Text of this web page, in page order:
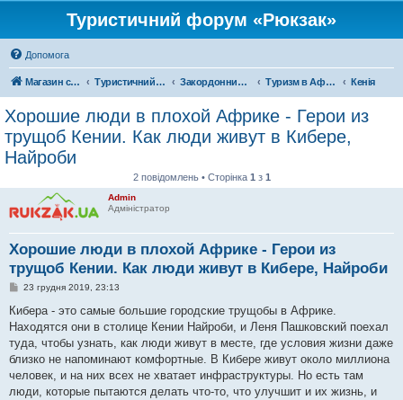
Туристичний форум «Рюкзак»
Допомога
Магазин спорядження Туристичний форум «Рюкзак» Закордонний туризм Туризм в Африці Кенія
Хорошие люди в плохой Африке - Герои из
трущоб Кении. Как люди живут в Кибере,
Найроби
2 повідомлень • Сторінка 1 з 1
Admin
Адміністратор
Хорошие люди в плохой Африке - Герои из
трущоб Кении. Как люди живут в Кибере, Найроби
П
в
д
о
м
л
е
н
23 грудня 2019, 23:13
Кибера - это самые большие городские трущобы в Африке.
Находятся они в столице Кении Найроби, и Леня Пашковский поехал
туда, чтобы узнать, как люди живут в месте, где условия жизни даже
близко не напоминают комфортные. В Кибере живут около миллиона
человек, и на них всех не хватает инфраструктуры. Но есть там
люди, которые пытаются делать что-то, что улучшит и их жизнь, и